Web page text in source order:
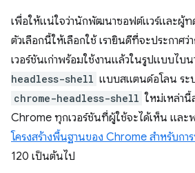
เพื่อให้แน่ใจว่านักพัฒนาซอฟต์แวร์และผู้ท
ตัวเลือกนี้ให้เลือกใช้ เรายินดีที่จะประกาศว่
เวอร์ชันเก่าพร้อมใช้งานแล้วในรูปแบบไบน
headless-shell แบบสแตนด์อโลน ระ
chrome-headless-shell ใหม่เหล่านี้
Chrome ทุกเวอร์ชันที่ผู้ใช้จะได้เห็น และ
โครงสร้างพื้นฐานของ Chrome สำหรับกา
120 เป็นต้นไป